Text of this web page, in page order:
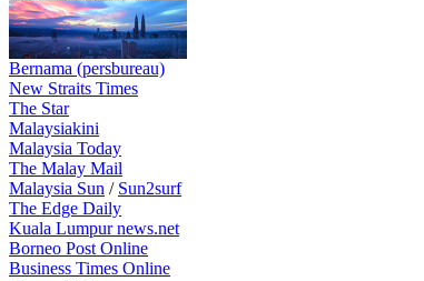
Bernama (persbureau)
New Straits Times
The Star
Malaysiakini
Malaysia Today
The Malay Mail
Malaysia Sun / Sun2surf
The Edge Daily
Kuala Lumpur news.net
Borneo Post Online
Business Times Online